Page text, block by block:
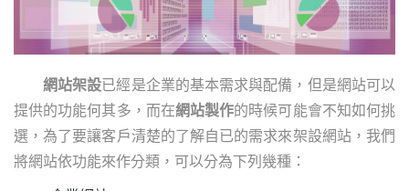
網站架設已經是企業的基本需求與配備，但是網站可以
提供的功能何其多，而在網站製作的時候可能會不知如何挑
選，為了要讓客戶清楚的了解自已的需求來架設網站，我們
將網站依功能來作分類，可以分為下列幾種：